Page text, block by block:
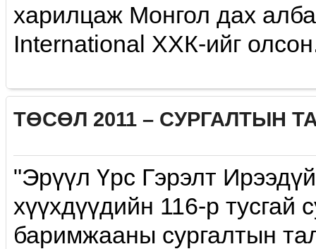
харилцаж Монгол дах
International ХХК-ийг
ТӨСӨЛ 2011 – CУРГАЛТЫН
"Эрүүл Үрс Гэрэлт
хүүхдүүдийн 116-р тусгай
баримжааны сургалтын